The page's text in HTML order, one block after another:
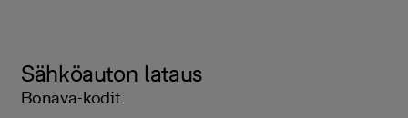
Sähköauton lataus
Bonava-kodit